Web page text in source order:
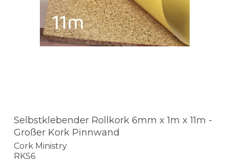
Selbstklebender Rollkork 6mm x 1m x 11m -
Großer Kork Pinnwand
Cork Ministry
RKS6